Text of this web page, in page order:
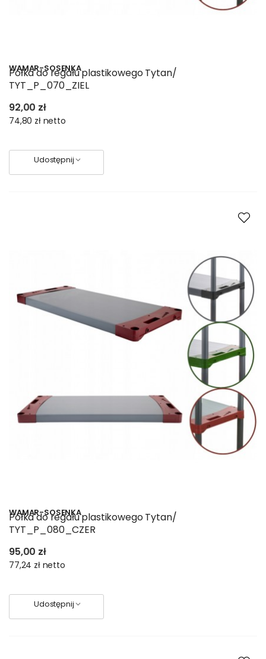
WAMAR-SOSENKA
Półka do regału plastikowego Tytan/
TYT_P_070_ZIEL
92,00 zł
74,80 zł netto
Udostępnij
WAMAR-SOSENKA
Półka do regału plastikowego Tytan/
TYT_P_080_CZER
95,00 zł
77,24 zł netto
Udostępnij